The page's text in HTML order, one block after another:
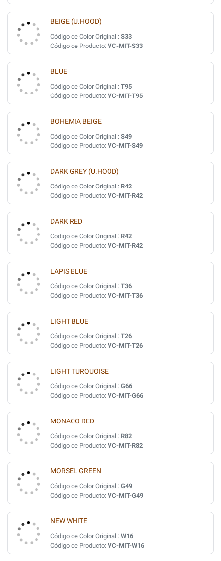
BEIGE (U.HOOD)
Código de Color Original : S33
Código de Producto: VC-MIT-S33
BLUE
Código de Color Original : T95
Código de Producto: VC-MIT-T95
BOHEMIA BEIGE
Código de Color Original : S49
Código de Producto: VC-MIT-S49
DARK GREY (U.HOOD)
Código de Color Original : R42
Código de Producto: VC-MIT-R42
DARK RED
Código de Color Original : R42
Código de Producto: VC-MIT-R42
LAPIS BLUE
Código de Color Original : T36
Código de Producto: VC-MIT-T36
LIGHT BLUE
Código de Color Original : T26
Código de Producto: VC-MIT-T26
LIGHT TURQUOISE
Código de Color Original : G66
Código de Producto: VC-MIT-G66
MONACO RED
Código de Color Original : R82
Código de Producto: VC-MIT-R82
MORSEL GREEN
Código de Color Original : G49
Código de Producto: VC-MIT-G49
NEW WHITE
Código de Color Original : W16
Código de Producto: VC-MIT-W16